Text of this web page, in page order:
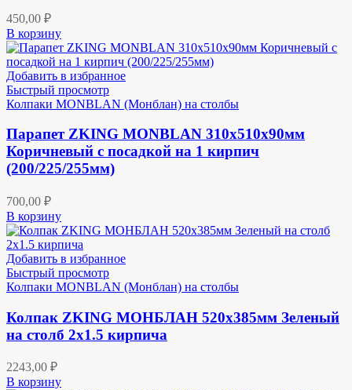
450,00 ₽
В корзину
Добавить в избранное
Быстрый просмотр
Колпаки MONBLAN (Монблан) на столбы
Парапет ZKING MONBLAN 310х510х90мм
Коричневый с посадкой на 1 кирпич
(200/225/255мм)
700,00 ₽
В корзину
Добавить в избранное
Быстрый просмотр
Колпаки MONBLAN (Монблан) на столбы
Колпак ZKING МОНБЛАН 520х385мм Зеленый
на столб 2х1.5 кирпича
2243,00 ₽
В корзину